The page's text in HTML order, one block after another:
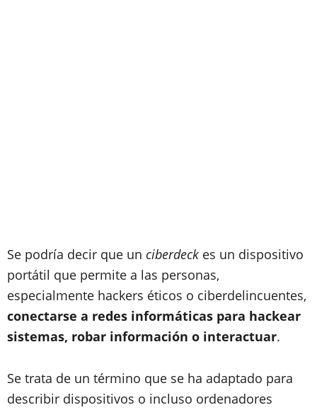
Se podría decir que un ciberdeck es un dispositivo
portátil que permite a las personas,
especialmente hackers éticos o ciberdelincuentes,
conectarse a redes informáticas para hackear
sistemas, robar información o interactuar.
Se trata de un término que se ha adaptado para
describir dispositivos o incluso ordenadores